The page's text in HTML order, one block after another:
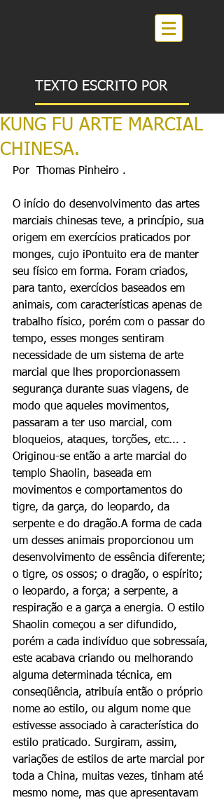
TEXTO ESCRITO POR
KUNG FU ARTE MARCIAL
CHINESA.
Por  Thomas Pinheiro .
O início do desenvolvimento das artes
marciais chinesas teve, a princípio, sua
origem em exercícios praticados por
monges, cujo iPontuito era de manter
seu físico em forma. Foram criados,
para tanto, exercícios baseados em
animais, com características apenas de
trabalho físico, porém com o passar do
tempo, esses monges sentiram
necessidade de um sistema de arte
marcial que lhes proporcionassem
segurança durante suas viagens, de
modo que aqueles movimentos,
passaram a ter uso marcial, com
bloqueios, ataques, torções, etc... .
Originou-se então a arte marcial do
templo Shaolin, baseada em
movimentos e comportamentos do
tigre, da garça, do leopardo, da
serpente e do dragão.A forma de cada
um desses animais proporcionou um
desenvolvimento de essência diferente;
o tigre, os ossos; o dragão, o espírito;
o leopardo, a força; a serpente, a
respiração e a garça a energia. O estilo
Shaolin começou a ser difundido,
porém a cada indivíduo que sobressaía,
este acabava criando ou melhorando
alguma determinada técnica, em
conseqüência, atribuía então o próprio
nome ao estilo, ou algum nome que
estivesse associado à característica do
estilo praticado. Surgiram, assim,
variações de estilos de arte marcial por
toda a China, muitas vezes, tinham até
mesmo nome, mas que apresentavam